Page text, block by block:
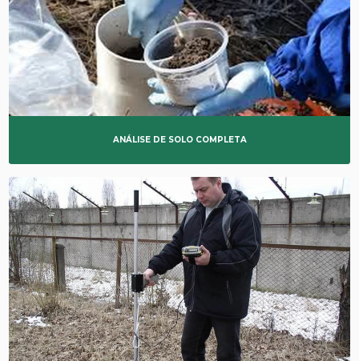
ANÁLISE DE SOLO COMPLETA